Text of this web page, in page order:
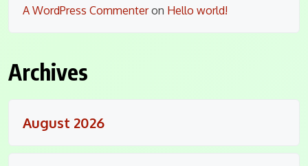
A WordPress Commenteron Hello world!
Archives
August 2026